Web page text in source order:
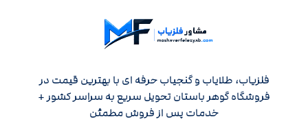
فلزیاب، طلایاب و گنجیاب حرفه ای با بهترین قیمت در
فروشگاه گوهر باستان تحویل سریع به سراسر کشور +
خدمات پس از فروش مطمئن